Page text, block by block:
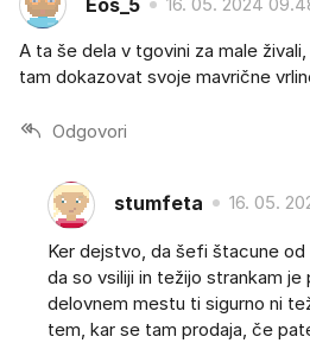
A ta še dela v tgovini za male
tam dokazovat svoje mavrične
Odgovori
stumfeta 16. 05.
Ker dejstvo, da šefi štacune od
da so vsiliji in težijo strankam je
delovnem mestu ti sigurno ni
tem, kar se tam prodaja, če